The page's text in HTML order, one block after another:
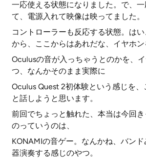
一応使える状態になりました。で、
て、電源入れて映像は映ってました。
コントローラーも反応する状態。は
から、ここからはあれだな、イヤホン
Oculusの音が入っちゃうとのかを、
つ、なんかそのまま実際に
Oculus Quest 2初体験という感じを
と話しようと思います。
前回でちょっと触れた、本当は今回
のっていうのは、
KONAMIの音ゲー。なんかね、バン
器演奏する感じのやつ。